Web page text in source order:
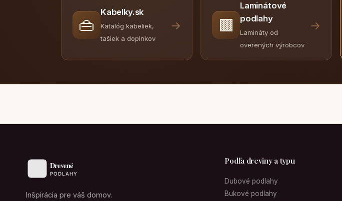
👜
Kabelky.sk
Katalóg kabeliek,
tašiek a doplnkov
→ 🟫
Laminátové
podlahy
Lamináty od
overených výrobcov
→
Inšpirácia pre váš domov.
Podľa dreviny a typu
Dubové podlahy
Bukové podlahy